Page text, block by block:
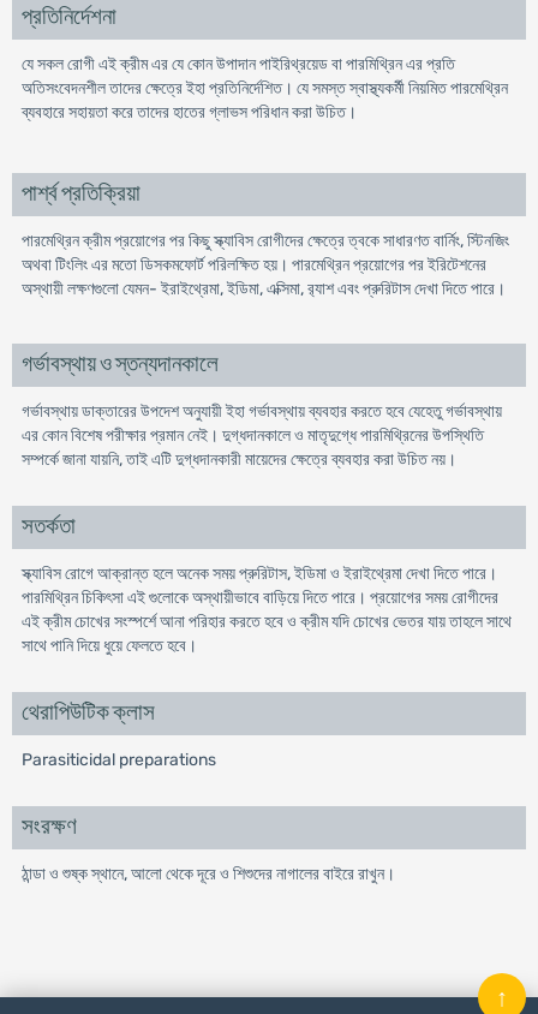
প্রতিনির্দেশনা
যে সকল রোগী এই ক্রীম এর যে কোন উপাদান পাইরিথ্রয়েড বা পারমিথ্রিন এর প্রতি
অতিসংবেদনশীল তাদের ক্ষেত্রে ইহা প্রতিনির্দেশিত। যে সমস্ত স্বাস্থ্যকর্মী নিয়মিত পারমেথ্রিন
ব্যবহারে সহায়তা করে তাদের হাতের গ্লাভস পরিধান করা উচিত।
পার্শ্ব প্রতিক্রিয়া
পারমেথ্রিন ক্রীম প্রয়োগের পর কিছু স্ক্যাবিস রোগীদের ক্ষেত্রে ত্বকে সাধারণত বার্নিং, স্টিনজিং
অথবা টিংলিং এর মতো ডিসকমফোর্ট পরিলক্ষিত হয়। পারমেথ্রিন প্রয়োগের পর ইরিটেশনের
অস্থায়ী লক্ষণগুলো যেমন- ইরাইথ্রেমা, ইডিমা, এক্সিমা, র‍্যাশ এবং প্রুরিটাস দেখা দিতে পারে।
গর্ভাবস্থায় ও স্তন্যদানকালে
গর্ভাবস্থায় ডাক্তারের উপদেশ অনুযায়ী ইহা গর্ভাবস্থায় ব্যবহার করতে হবে যেহেতু গর্ভাবস্থায়
এর কোন বিশেষ পরীক্ষার প্রমান নেই। দুগ্ধদানকালে ও মাতৃদুগ্ধে পারমিথ্রিনের উপস্থিতি
সম্পর্কে জানা যায়নি, তাই এটি দুগ্ধদানকারী মায়েদের ক্ষেত্রে ব্যবহার করা উচিত নয়।
সতর্কতা
স্ক্যাবিস রোগে আক্রান্ত হলে অনেক সময় প্রুরিটাস, ইডিমা ও ইরাইথ্রেমা দেখা দিতে পারে।
পারমিথ্রিন চিকিৎসা এই গুলোকে অস্থায়ীভাবে বাড়িয়ে দিতে পারে। প্রয়োগের সময় রোগীদের
এই ক্রীম চোখের সংস্পর্শে আনা পরিহার করতে হবে ও ক্রীম যদি চোখের ভেতর যায় তাহলে সাথে
সাথে পানি দিয়ে ধুয়ে ফেলতে হবে।
থেরাপিউটিক ক্লাস
Parasiticidal preparations
সংরক্ষণ
ঠান্ডা ও শুষ্ক স্থানে, আলো থেকে দূরে ও শিশুদের নাগালের বাইরে রাখুন।
↑